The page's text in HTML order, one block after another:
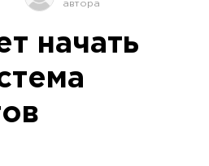
начать